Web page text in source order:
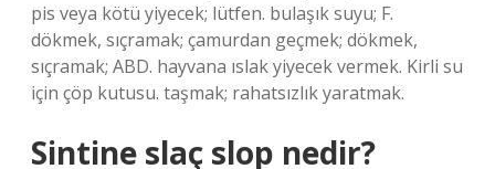
pis veya kötü yiyecek; lütfen. bulaşık suyu; F.
dökmek, sıçramak; çamurdan geçmek; dökmek,
sıçramak; ABD. hayvana ıslak yiyecek vermek. Kirli su
için çöp kutusu. taşmak; rahatsızlık yaratmak.
Sintine slaç slop nedir?